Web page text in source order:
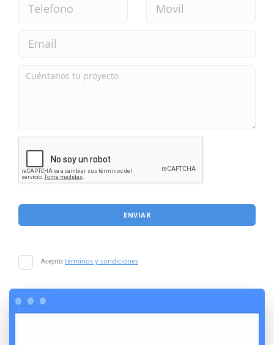
ENVIAR
Acepto términos y condiciones